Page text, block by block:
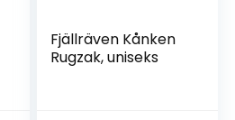
Fjällräven Kånken
Rugzak, uniseks